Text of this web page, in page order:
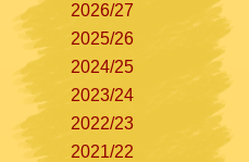
2026/27
2025/26
2024/25
2023/24
2022/23
2021/22